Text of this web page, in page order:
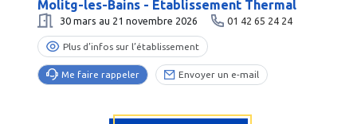
Molitg-les-Bains - Etablissement Thermal
30 mars au 21 novembre 2026 01 42 65 24 24
Plus d’infos sur l’établissement
Me faire rappeler Envoyer un e-mail